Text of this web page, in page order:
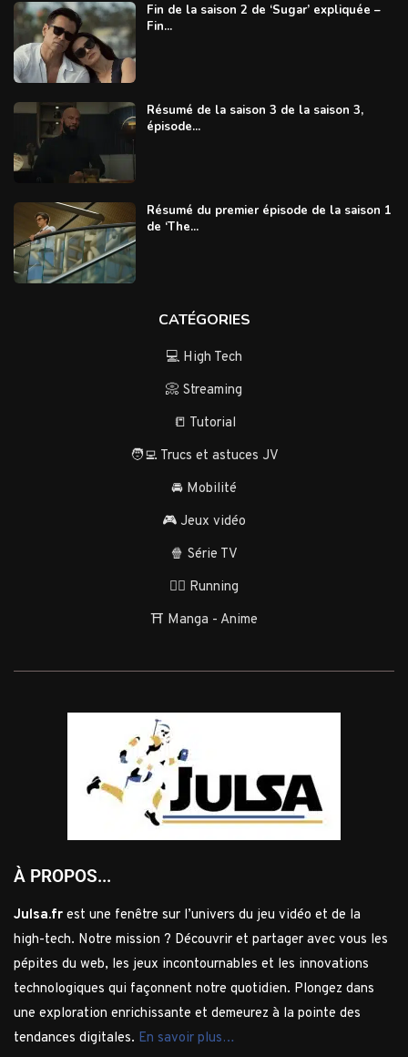
Fin de la saison 2 de ‘Sugar’ expliquée –
Fin...
Résumé de la saison 3 de la saison 3,
épisode...
Résumé du premier épisode de la saison 1
de ‘The...
CATÉGORIES
💻 High Tech
📀 Streaming
📒 Tutorial
🧑‍💻 Trucs et astuces JV
🚘 Mobilité
🎮 Jeux vidéo
🍿 Série TV
🏃‍♂️ Running
⛩️ Manga - Anime
À PROPOS...
Julsa.fr est une fenêtre sur l’univers du jeu vidéo et de la
high-tech. Notre mission ? Découvrir et partager avec vous les
pépites du web, les jeux incontournables et les innovations
technologiques qui façonnent notre quotidien. Plongez dans
une exploration enrichissante et demeurez à la pointe des
tendances digitales. En savoir plus…